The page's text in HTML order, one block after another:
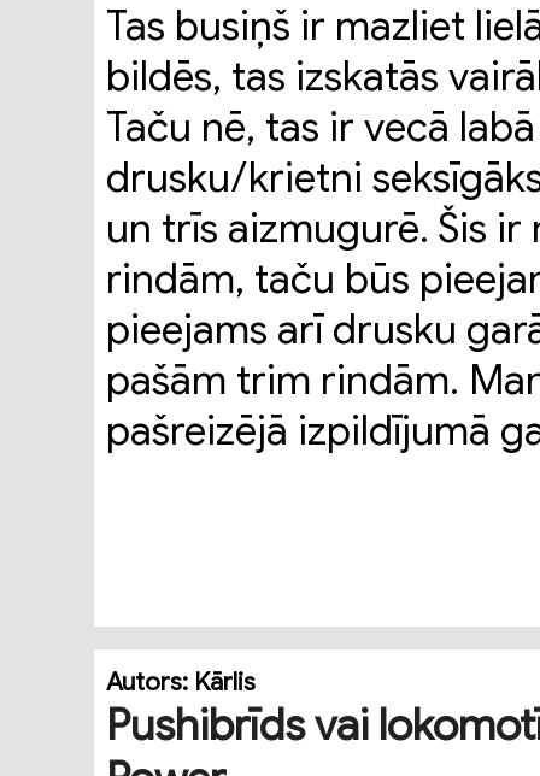
Tas busiņš ir mazliet
bildēs, tas izskatās
Taču nē, tas ir vecā
drusku/krietni
un trīs aizmugurē. Šis
rindām, taču būs
pieejams arī drusku
pašām trim rindām.
pašreizējā izpildījumā
Autors: Kārlis
Pushibrīds vai